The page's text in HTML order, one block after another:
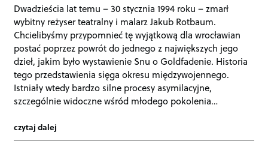
Dwadzieścia lat temu – 30 stycznia 1994 roku – zmarł
wybitny reżyser teatralny i malarz Jakub Rotbaum.
Chcielibyśmy przypomnieć tę wyjątkową dla wrocławian
postać poprzez powrót do jednego z największych jego
dzieł, jakim było wystawienie Snu o Goldfadenie. Historia
tego przedstawienia sięga okresu międzywojennego.
Istniały wtedy bardzo silne procesy asymilacyjne,
szczególnie widoczne wśród młodego pokolenia…
czytaj dalej